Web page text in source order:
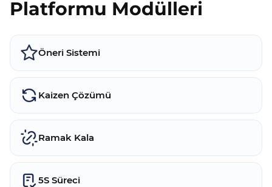
Platformu Modülleri
Öneri Sistemi
Kaizen Çözümü
Ramak Kala
5S Süreci